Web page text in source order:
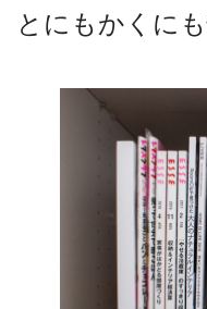
とにもかくに